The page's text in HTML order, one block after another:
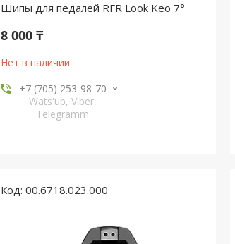
Шипы для педалей RFR Look Keo 7°
8 000 ₸
Нет в наличии
+7 (705) 253-98-70
Wats'up, Viber,
Telegramm
00.6718.023.000